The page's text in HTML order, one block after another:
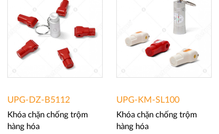
UPG-DZ-B5112
Khóa chặn chống trộm
hàng hóa
UPG-KM-SL100
Khóa chặn chống trộm
hàng hóa